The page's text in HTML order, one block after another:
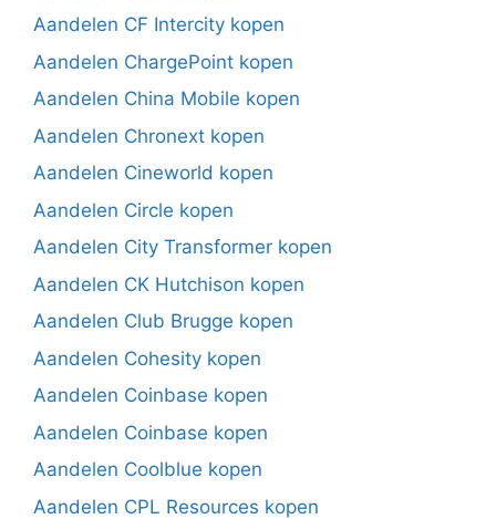
Aandelen CF Intercity kopen
Aandelen ChargePoint kopen
Aandelen China Mobile kopen
Aandelen Chronext kopen
Aandelen Cineworld kopen
Aandelen Circle kopen
Aandelen City Transformer kopen
Aandelen CK Hutchison kopen
Aandelen Club Brugge kopen
Aandelen Cohesity kopen
Aandelen Coinbase kopen
Aandelen Coinbase kopen
Aandelen Coolblue kopen
Aandelen CPL Resources kopen